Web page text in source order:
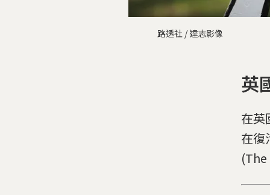
路透社 / 達志影像
英
在英
在復